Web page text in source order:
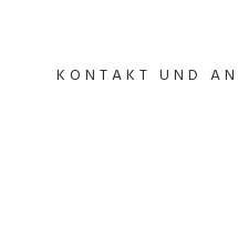
KONTAKT UND